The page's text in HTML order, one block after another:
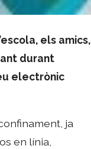
els amics,
durant
electrònic
ja
en línia,